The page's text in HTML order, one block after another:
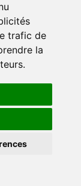
trafic de
la